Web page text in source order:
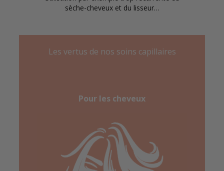
sèche-cheveux et du lisseur…
Les vertus de nos soins capillaires
Pour les cheveux